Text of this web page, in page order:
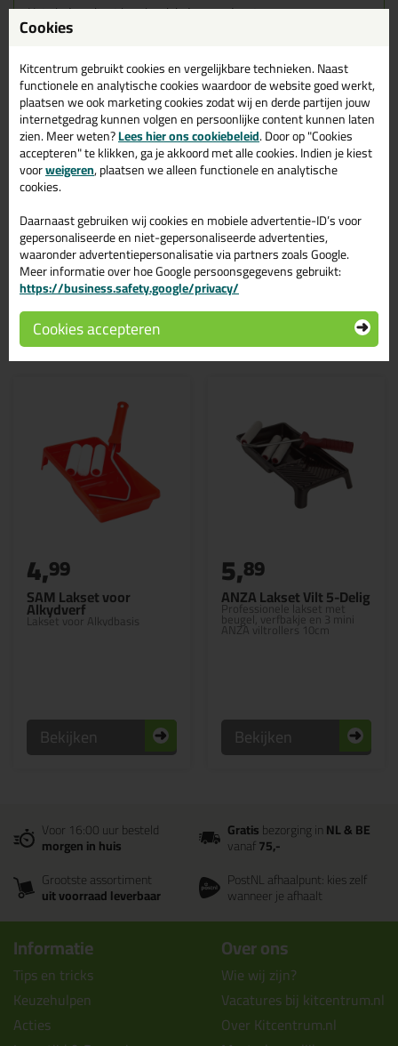
Het eindresultaat is spiegelglad en zonder strepen.
1 Verfbakje
1 Verfrol beugel 10cm
3 viltrollers 10cm
Eigenschappen SAM Lakset voor
Acrylverf
Merk
Geschikt voor onder andere
Lak Primers Alkyd en H20 (lakken)
Gerelateerde producten
SAM Lakset voor
Alkydverf
Lakset voor Alkydbasis
4,99
Bekijken
ANZA Lakset Vilt 5-Delig
Professionele lakset met
beugel, verfbakje en 3 mini
ANZA viltrollers 10cm
5,89
Bekijken
Voor 16:00 uur besteld
morgen in huis
Gratisbezorging inNL & BE
vanaf75,-
Grootste assortiment
uit voorraad leverbaar
PostNL afhaalpunt: kies zelf
wanneer je afhaalt
Informatie
Tips en tricks
Keuzehulpen
Acties
Over ons
Wie wij zijn?
Vacatures bij kitcentrum.nl
Over Kitcentrum.nl
Cookies
Kitcentrum gebruikt cookies en vergelijkbare technieken. Naast
functionele en analytische cookies waardoor de website goed werkt,
plaatsen we ook marketing cookies zodat wij en derde partijen jouw
internetgedrag kunnen volgen en persoonlijke content kunnen laten
zien. Meer weten?Lees hier ons cookiebeleid. Door op "Cookies
accepteren" te klikken, ga je akkoord met alle cookies. Indien je kiest
voorweigeren, plaatsen we alleen functionele en analytische
cookies.
Daarnaast gebruiken wij cookies en mobiele advertentie-ID’s voor
gepersonaliseerde en niet-gepersonaliseerde advertenties,
waaronder advertentiepersonalisatie via partners zoals Google.
Meer informatie over hoe Google persoonsgegevens gebruikt:
https://business.safety.google/privacy/
Cookies accepteren